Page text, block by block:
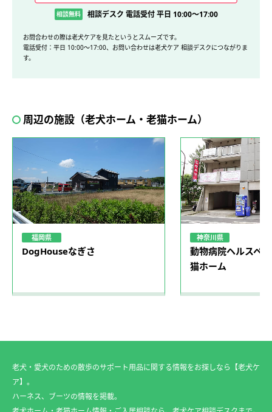
相談無料 相談デスク 電話受付 平日 10:00～17:00
お問合わせの際は老犬ケアを見たというとスムーズです。
電話受付：平日 10:00～17:00、お問い合わせは老犬ケア 相談デスクにつながりま
す。
周辺の施設（老犬ホーム・老猫ホーム）
福岡県
DogHouseなぎさ
神奈川県
動物病院ヘルスペ
猫ホーム
老犬・愛犬のための散歩のサポート用品に関する情報をお探しなら【老犬ケ
ア】。
ハーネス、ブーツの情報を掲載。